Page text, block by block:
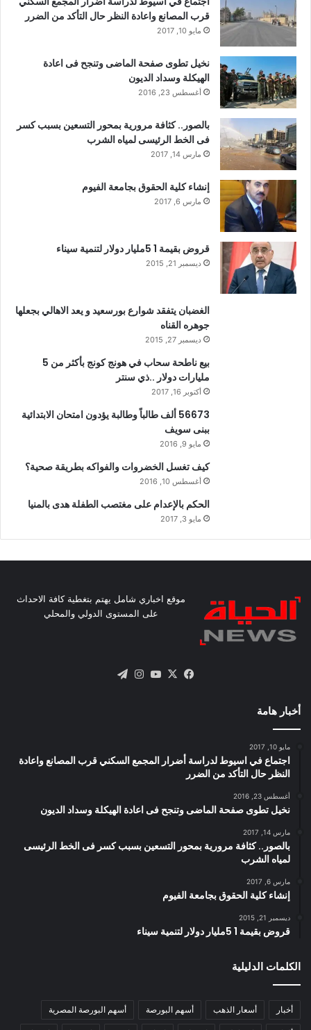
قرب المصانع واعادة النظر حال التأكد من الضرر
مايو 10, 2017
نخيل تطوى صفحة الماضى وتنجح فى اعادة
الهيكلة وسداد الديون
أغسطس 23, 2016
بالصور.. كثافة مرورية بمحور التسعين بسبب كسر
فى الخط الرئيسى لمياه الشرب
مارس 14, 2017
إنشاء كلية الحقوق بجامعة الفيوم
مارس 6, 2017
قروض بقيمة 1 5مليار دولار لتنمية سيناء
ديسمبر 21, 2015
الغضبان يتفقد شوارع بورسعيد و يعد الاهالي بجعلها
جوهره القناه
ديسمبر 27, 2015
بيع ناطحة سحاب في هونج كونج بأكثر من 5
مليارات دولار ..ذي سنتر
أكتوبر 16, 2017
56673 ألف طالباً وطالبة يؤدون امتحان الابتدائية
ببنى سويف
مايو 9, 2016
كيف تغسل الخضروات والفواكه بطريقة صحية؟
أغسطس 10, 2016
الحكم بالإعدام على مغتصب الطفلة هدى بالمنيا
مايو 3, 2017
موقع اخباري شامل يهتم بتغطية كافة الاحداث
على المستوى الدولي والمحلي
فيسبوك
X يوتيوبانستقرام
أخبار هامة
مايو 10, 2017
اجتماع في اسيوط لدراسة أضرار المجمع السكني قرب المصانع واعادة
النظر حال التأكد من الضرر
أغسطس 23, 2016
نخيل تطوى صفحة الماضى وتنجح فى اعادة الهيكلة وسداد الديون
مارس 14, 2017
بالصور.. كثافة مرورية بمحور التسعين بسبب كسر فى الخط الرئيسى
لمياه الشرب
مارس 6, 2017
إنشاء كلية الحقوق بجامعة الفيوم
ديسمبر 21, 2015
قروض بقيمة 1 5مليار دولار لتنمية سيناء
الكلمات الدليلية
أخبار أسعار الذهب أسهم البورصة أسهم البورصة المصرية